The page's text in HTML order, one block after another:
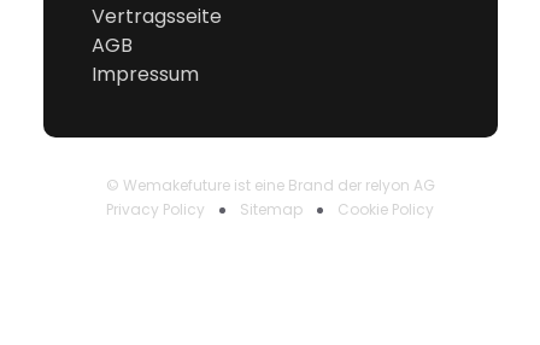
Vertragsseite
AGB
Impressum
© Wemakefuture ist eine Brand der relyon AG
Privacy Policy
Sitemap Cookie Policy